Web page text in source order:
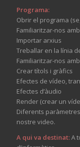
Programa:
Obrir el programa
Familiaritzar-nos
Importar arxius
Treballar en la línia
Familiaritzar-nos
Crear títols i gràfics
Efectes de vídeo,
Efectes d’àudio
Render (crear un
Diferents
nostre video.
A qui va destinat:A